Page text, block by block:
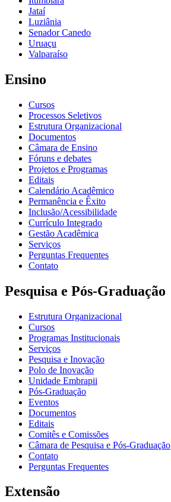
Jataí
Luziânia
Senador Canedo
Uruaçu
Valparaíso
Ensino
Cursos
Processos Seletivos
Estrutura Organizacional
Documentos
Câmara de Ensino
Fóruns e debates
Projetos e Programas
Editais
Calendário Acadêmico
Permanência e Êxito
Inclusão/Acessibilidade
Currículo Integrado
Gestão Acadêmica
Serviços
Perguntas Frequentes
Contato
Pesquisa e Pós-Graduação
Estrutura Organizacional
Cursos
Programas Institucionais
Serviços
Pesquisa e Inovação
Polo de Inovação
Unidade Embrapii
Pós-Graduação
Eventos
Documentos
Editais
Comitês e Comissões
Câmara de Pesquisa e Pós-Graduação
Contato
Perguntas Frequentes
Extensão